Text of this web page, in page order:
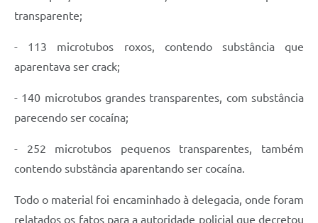
transparente;
- 113 microtubos roxos, contendo substância que
aparentava ser crack;
- 140 microtubos grandes transparentes, com substância
parecendo ser cocaína;
- 252 microtubos pequenos transparentes, também
contendo substância aparentando ser cocaína.
Todo o material foi encaminhado à delegacia, onde foram
relatados os fatos para a autoridade policial que decretou